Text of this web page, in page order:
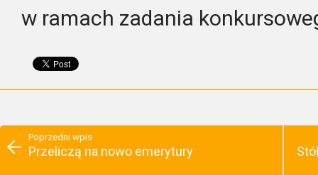
w ramach zadania
Poprzedni wpis
Przeliczą na nowo emerytury